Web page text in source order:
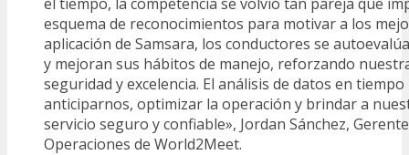
esquema de reconocimientos para motivar a los
aplicación de Samsara, los conductores se
y mejoran sus hábitos de manejo, reforzando
seguridad y excelencia. El análisis de datos en
anticiparnos, optimizar la operación y brindar a
servicio seguro y confiable», Jordan Sánchez,
Operaciones de World2Meet.